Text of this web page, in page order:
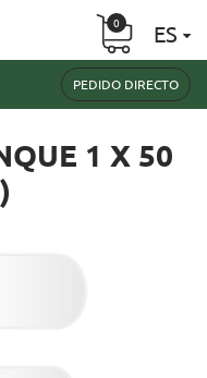
PEDIDO DIRECTO
ES
0
1 X 50